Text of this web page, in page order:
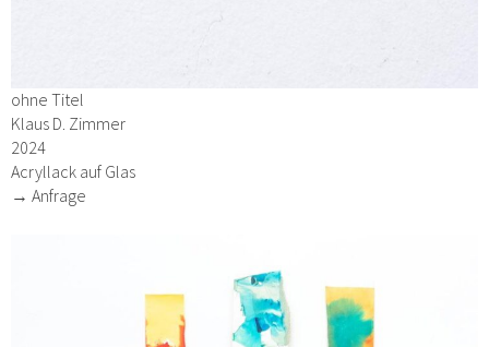
ohne Titel
Klaus D. Zimmer
2024
Acryllack auf Glas
→ Anfrage